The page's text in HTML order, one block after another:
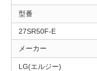
型番
27SR50F-E
メーカー
LG(エルジー)